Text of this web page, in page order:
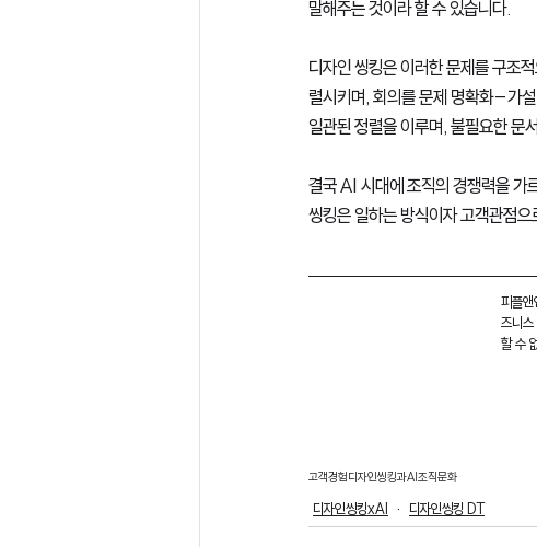
말해주는 것이라 할 수 있습니다.
디자인 씽킹은 이러한 문제를 구조
렬시키며, 회의를 문제 명확화–가
일관된 정렬을 이루며, 불필요한 문
결국 AI 시대에 조직의 경쟁력을 가
씽킹은 일하는 방식이자 고객관점
피플
즈니
할 수
고객경험디자인씽킹과AI조직문화
디자인씽킹xAI 디자인씽킹 DT